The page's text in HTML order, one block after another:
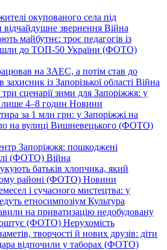
окупованого села під
звернення Війна
майбутнє: троє педагогів із
до ТОП-50 України (ФОТО)
на ЗАЕС, а потім став до
захисник із Запорізької області Війна
сценарії зими для Запоріжжя: у
лише 4–8 годин Новини
за 1 млн грн: у Запоріжжі на
на вулиці Вишневецького (ФОТО)
Запоріжжя: пошкоджені
(ФОТО) Війна
батьків хлопчика, який
районі (ФОТО) Новини
і сучасного мистецтва: у
етносимпозіум Культура
на приватизацію недобудовану
(ФОТО) Нерухомість
творчості й нових друзів: діти
відпочили у таборах (ФОТО)